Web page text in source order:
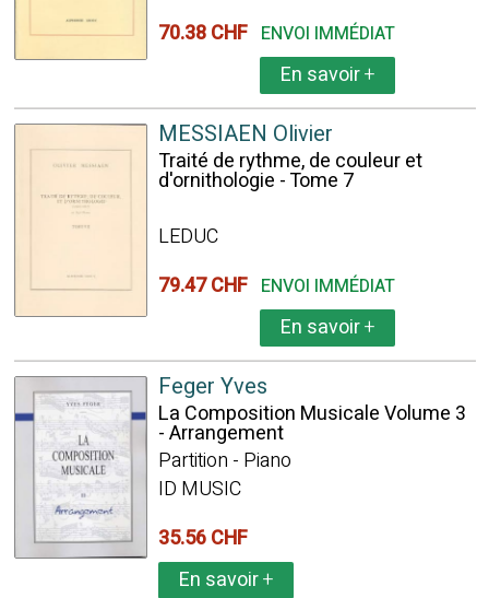
70.38 CHF ENVOI IMMÉDIAT
En savoir+
MESSIAEN Olivier
Traité de rythme, de couleur et
d'ornithologie - Tome 7
LEDUC
79.47 CHF ENVOI IMMÉDIAT
En savoir+
Feger Yves
La Composition Musicale Volume 3
- Arrangement
Partition - Piano
ID MUSIC
35.56 CHF
En savoir+